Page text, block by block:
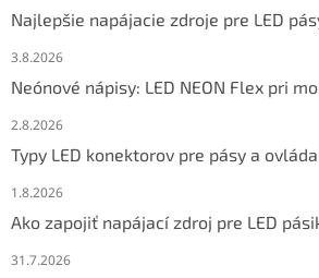
Najlepšie napájacie zdroje pre LED
3.8.2026
Neónové nápisy: LED NEON Flex pri
2.8.2026
Typy LED konektorov pre pásy a
1.8.2026
Ako zapojiť napájací zdroj pre LED
31.7.2026